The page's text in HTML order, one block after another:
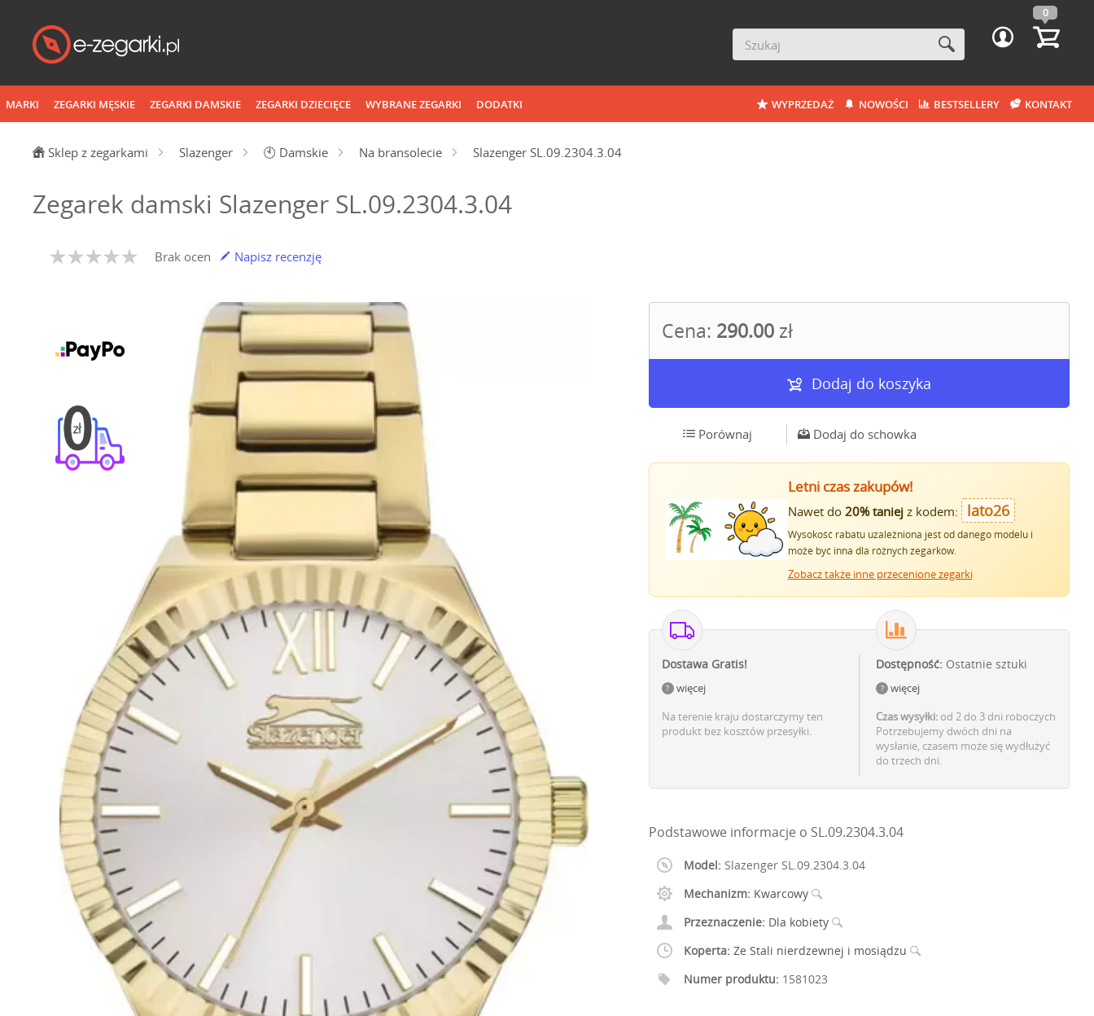
0
MARKI ZEGARKI MĘSKIE ZEGARKI DAMSKIE ZEGARKI DZIECIĘCE WYBRANE ZEGARKI DODATKI WYPRZEDAŻ NOWOŚCI BESTSELLERY KONTAKT
Sklep z zegarkami Slazenger 🕙 Damskie Na bransolecie Slazenger SL.09.2304.3.04
Zegarek damski Slazenger SL.09.2304.3.04
Brak ocen Napisz recenzję
Cena: 290.00 zł
Dodaj do koszyka
Porównaj Dodaj do schowka
Letni czas zakupów!
Nawet do 20% taniejz kodem: lato26
Wysokość rabatu uzależniona jest od danego modelu i
może być inna dla różnych zegarków.
Zobacz także inne przecenione zegarki
Dostawa Gratis!
więcej
Na terenie kraju dostarczymy ten
produkt bez kosztów przesyłki.
Dostępność: Ostatnie sztuki
więcej
Czas wysyłki: od 2 do 3 dni roboczych
Potrzebujemy dwóch dni na
wysłanie, czasem może się wydłużyć
do trzech dni.
Podstawowe informacje o SL.09.2304.3.04
Model: Slazenger SL.09.2304.3.04
Mechanizm: Kwarcowy
Przeznaczenie: Dla kobiety
Koperta: Ze Stali nierdzewnej i mosiądzu
Numer produktu: 1581023